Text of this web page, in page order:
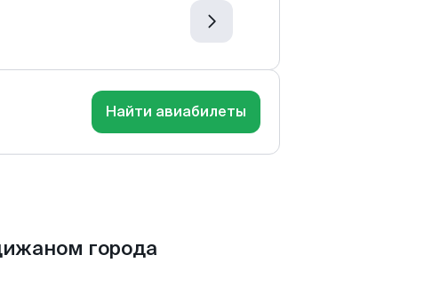
Найти авиабилеты
города